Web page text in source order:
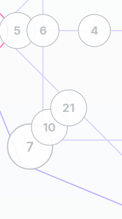
7
5 6 4
10
21